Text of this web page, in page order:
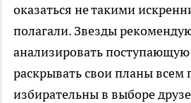
оказаться не такими
полагали. Звезды
анализировать
раскрывать свои планы всем
избирательны в выборе